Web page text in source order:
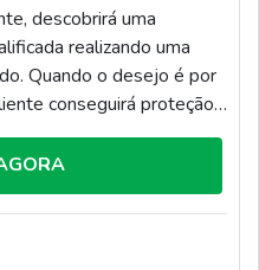
descobrirá uma
realizando uma
Quando o desejo é por
conseguirá proteção
supervisionar os serviços
SOBRE A PONTE
recursos em produzir
com oficina completa